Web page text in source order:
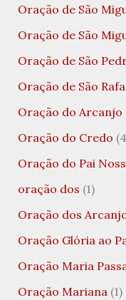
Oração de São
Oração de São
Oração de São
Oração de São
Oração do Arcanjo
Oração do Credo
Oração do Pai
oração dos (1)
Oração dos
Oração Glória ao
Oração Maria
Oração Mariana(1)